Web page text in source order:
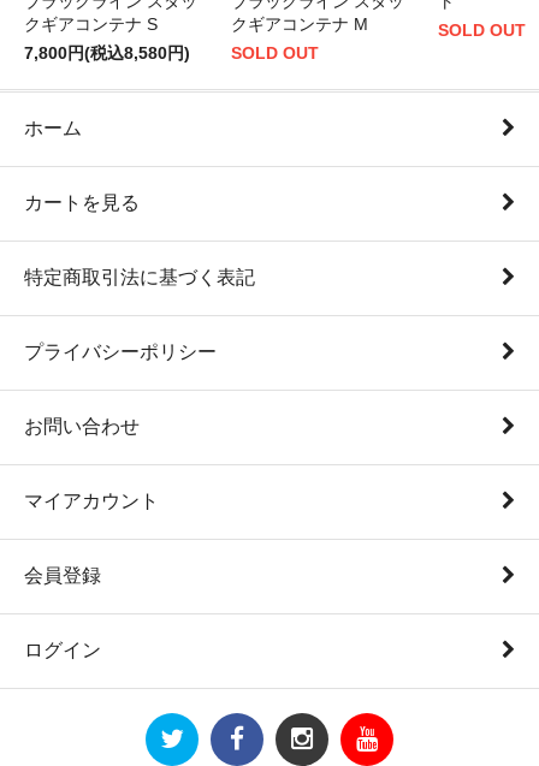
クギアコンテナ S
7,800円(税込8,580円)
クギアコンテナ M
SOLD OUT
SOLD OUT
ホーム
カートを見る
特定商取引法に基づく表記
プライバシーポリシー
お問い合わせ
マイアカウント
会員登録
ログイン